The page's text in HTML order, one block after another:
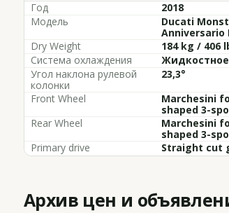
Год
2018
Модель
Ducati
Anniversario
Dry Weight
184 kg / 406
Система охлаждения
Угол наклона рулевой
колонки
23,3°
Front Wheel
Marchesini
shaped 3-
Rear Wheel
Marchesini
shaped 3-
Primary drive
Straight cut
Архив цен и